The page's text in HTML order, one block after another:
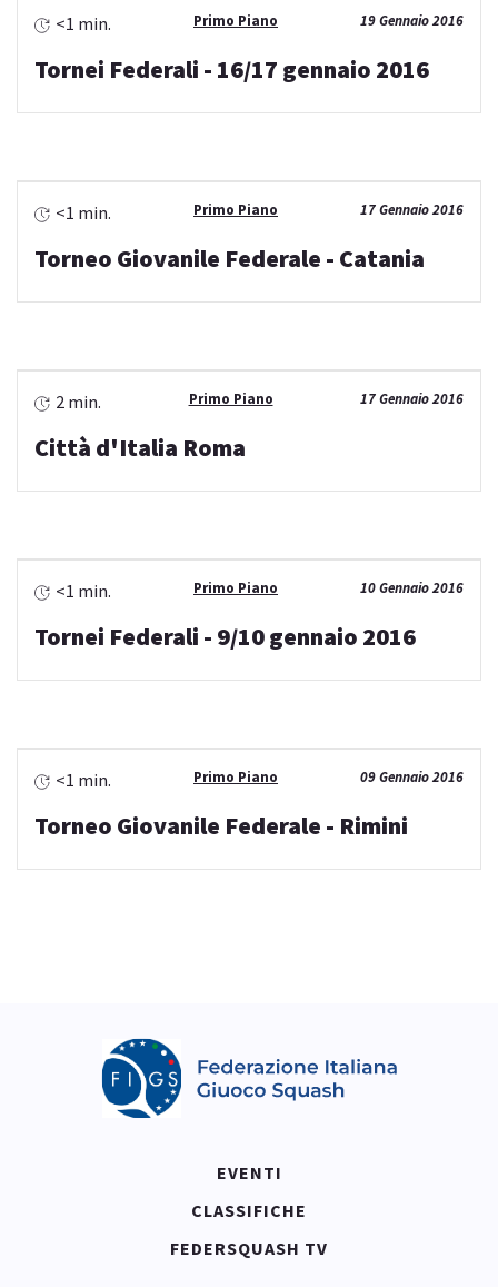
19 Gennaio 2016
Primo Piano
<1 min.
Tornei Federali - 16/17 gennaio 2016
17 Gennaio 2016
Primo Piano
<1 min.
Torneo Giovanile Federale - Catania
17 Gennaio 2016
Primo Piano
2 min.
Città d'Italia Roma
10 Gennaio 2016
Primo Piano
<1 min.
Tornei Federali - 9/10 gennaio 2016
09 Gennaio 2016
Primo Piano
<1 min.
Torneo Giovanile Federale - Rimini
EVENTI
CLASSIFICHE
FEDERSQUASH TV